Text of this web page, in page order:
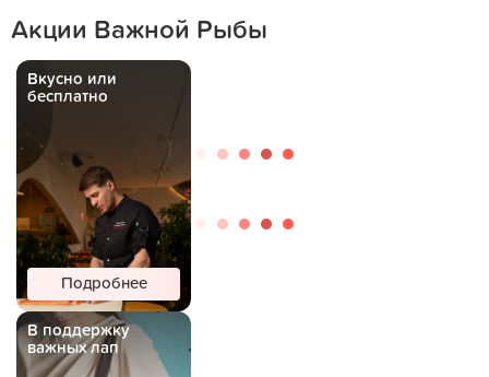
Акции Важной Рыбы
Вкусно или
бесплатно
Подробнее
В поддержку
важных лап